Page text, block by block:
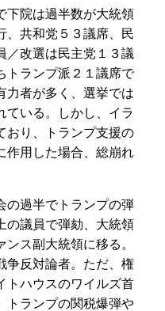
下院は過半数が大統領
、共和党５３議席、民
／改選は民主党１３議
トランプ派２１議席で
力者が多く、選挙では
ている。しかし、イラ
おり、トランプ支援の
作用した場合、総崩れ
過半でトランプの弾
の議員で弾劾、大統領
ス副大統領に移る。
争反対論者。ただ、権
トハウスのワイルズ首
トランプの関税爆弾や